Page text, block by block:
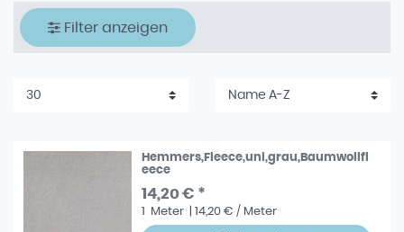
Filter anzeigen
Hemmers,Fleece,uni,grau,Baumwollfl
eece
14,20 € *
1 Meter | 14,20 € / Meter